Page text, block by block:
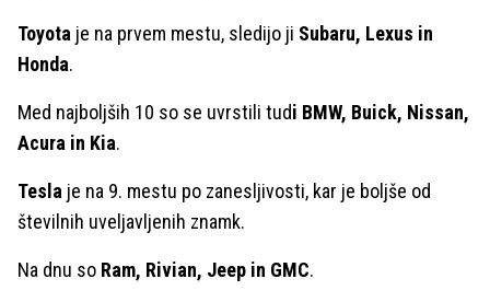
Toyota je na prvem mestu, sledijo ji Subaru, Lexus in
Honda.
Med najboljših 10 so se uvrstili tudi BMW, Buick, Nissan,
Acura in Kia.
Tesla je na 9. mestu po zanesljivosti, kar je boljše od
številnih uveljavljenih znamk.
Na dnu so Ram, Rivian, Jeep in GMC.